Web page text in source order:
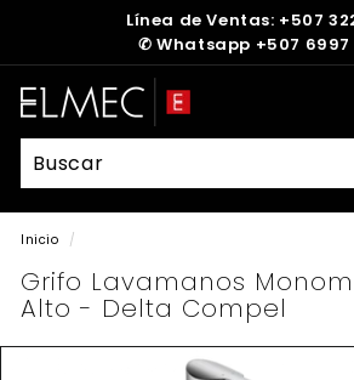
pausa
Línea de Ventas: +507
✆ Whatsapp +507 6997
E
L
M
E
C
Inicio /
Grifo Lavamanos
Alto - Delta Compel